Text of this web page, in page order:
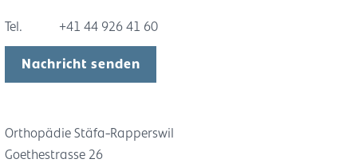
Tel. +41 44 926 41 60
Nachricht senden
Orthopädie Stäfa-Rapperswil
Goethestrasse 26